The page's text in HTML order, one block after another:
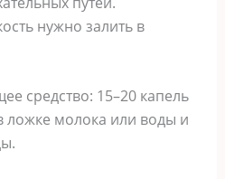
нужно залить в
средство: 15–20 капель
ложке молока или воды и